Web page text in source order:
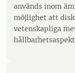
används inom
möjlighet att
vetenskapliga